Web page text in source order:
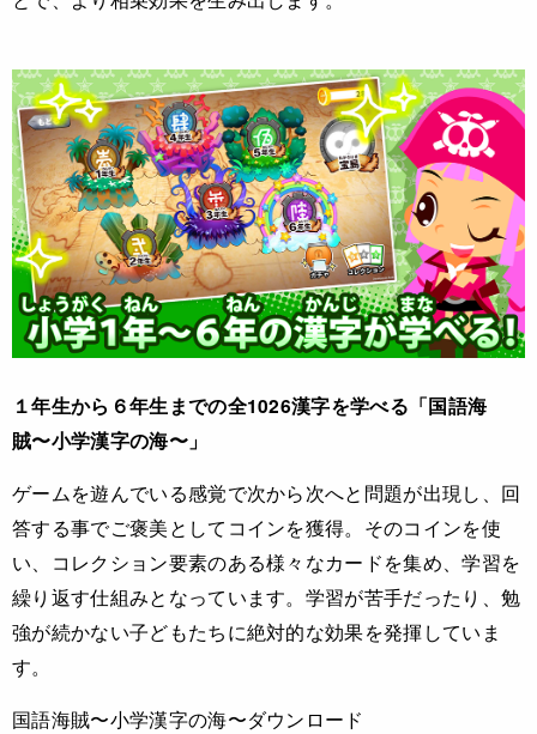
１年生から６年生までの全1026漢字を学べる「国語海
賊〜小学漢字の海〜」
ゲームを遊んでいる感覚で次から次へと問題が出現し、回
答する事でご褒美としてコインを獲得。そのコインを使
い、コレクション要素のある様々なカードを集め、学習を
繰り返す仕組みとなっています。学習が苦手だったり、勉
強が続かない子どもたちに絶対的な効果を発揮していま
す。
国語海賊〜小学漢字の海〜ダウンロード